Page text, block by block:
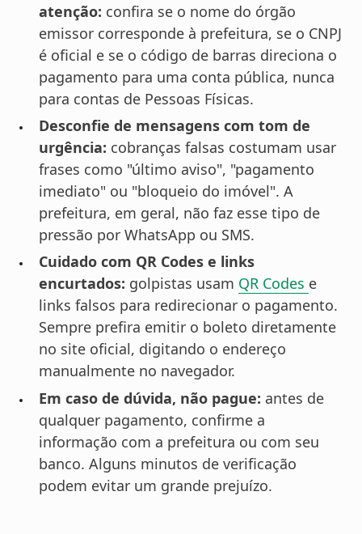
atenção: confira se o nome do órgão
emissor corresponde à prefeitura, se o CNPJ
é oficial e se o código de barras direciona o
pagamento para uma conta pública, nunca
para contas de Pessoas Físicas.
Desconfie de mensagens com tom de
urgência: cobranças falsas costumam usar
frases como "último aviso", "pagamento
imediato" ou "bloqueio do imóvel". A
prefeitura, em geral, não faz esse tipo de
pressão por WhatsApp ou SMS.
Cuidado com QR Codes e links
encurtados: golpistas usam QR Codes e
links falsos para redirecionar o pagamento.
Sempre prefira emitir o boleto diretamente
no site oficial, digitando o endereço
manualmente no navegador.
Em caso de dúvida, não pague: antes de
qualquer pagamento, confirme a
informação com a prefeitura ou com seu
banco. Alguns minutos de verificação
podem evitar um grande prejuízo.